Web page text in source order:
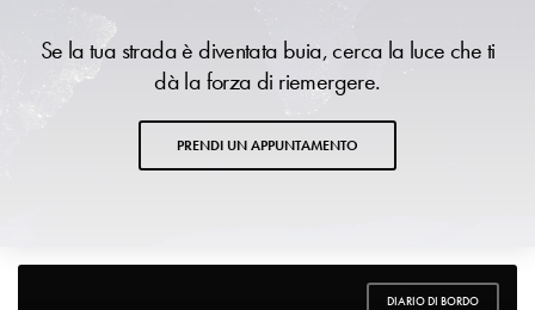
Se la tua strada è diventata buia, cerca la luce che ti
dà la forza di riemergere.
PRENDI UN APPUNTAMENTO
DIARIO DI BORDO